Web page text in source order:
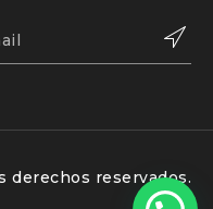
derechos reservados.